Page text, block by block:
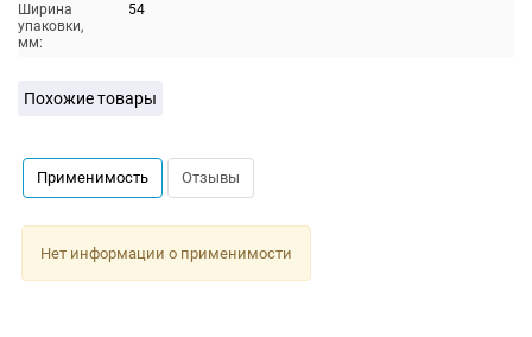
Ширина
упаковки,
мм:
54
Похожие товары
Применимость Отзывы
Нет информации о применимости